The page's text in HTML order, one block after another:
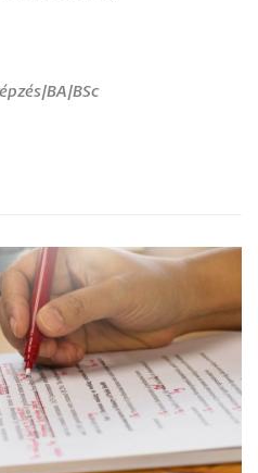
BA/BSc